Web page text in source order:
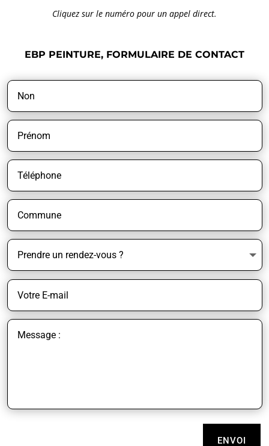
Cliquez sur le numéro pour un appel direct.
EBP PEINTURE, FORMULAIRE DE CONTACT
ENVOI